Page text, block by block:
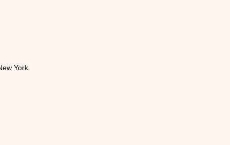
York.